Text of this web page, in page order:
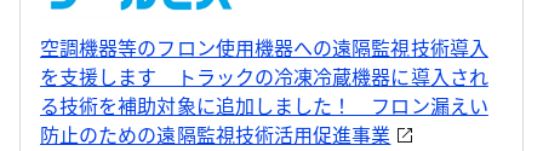
空調機器等のフロン使用機器への遠隔監視技術導入
を支援します トラックの冷凍冷蔵機器に導入され
る技術を補助対象に追加しました！ フロン漏えい
防止のための遠隔監視技術活用促進事業